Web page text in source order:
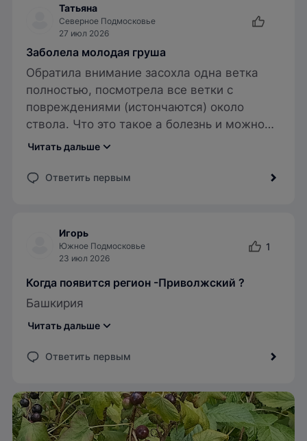
Татьяна
Северное Подмосковье
27 июл 2026
Заболела молодая груша
Обратила внимание засохла одна ветка
полностью, посмотрела все ветки с
повреждениями (истончаются) около
ствола. Что это такое а болезнь и можно
ли вылечить?
Читать дальше
Ответить первым
Игорь
Южное Подмосковье
23 июл 2026
1
Когда появится регион -Приволжский ?
Башкирия
Читать дальше
Ответить первым